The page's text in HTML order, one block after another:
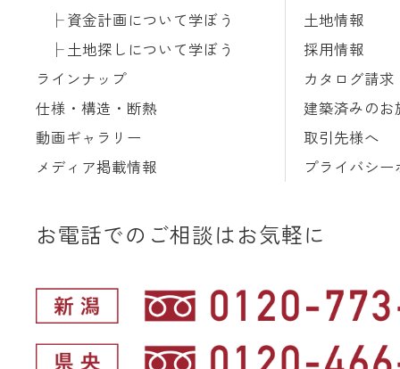
資金計画について学ぼう
土地探しについて学ぼう
ラインナップ
仕様・構造・断熱
動画ギャラリー
メディア掲載情報
土地情報
採用情報
カタログ請求
建築済みのお
取引先様へ
プライバシー
お電話でのご相談はお気軽に